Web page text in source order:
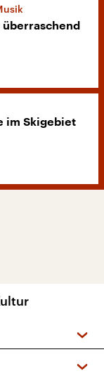
im Skigebiet